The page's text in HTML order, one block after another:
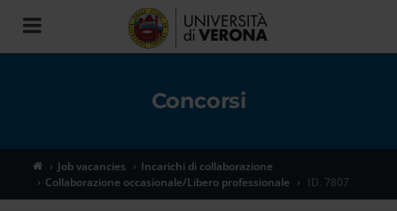
Toggle
navigation
Concorsi
Job vacancies
Incarichi di collaborazione
Collaborazione occasionale/Libero professionale
ID. 7807